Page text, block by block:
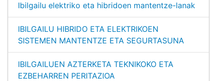
Ibilgailu elektriko eta hibridoen mantentze-lanak
IBILGAILU HIBRIDO ETA ELEKTRIKOEN
SISTEMEN MANTENTZE ETA SEGURTASUNA
IBILGAILUEN AZTERKETA TEKNIKOKO ETA
EZBEHARREN PERITAZIOA